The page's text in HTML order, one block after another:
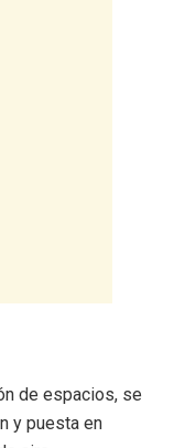
de espacios, se
y puesta en